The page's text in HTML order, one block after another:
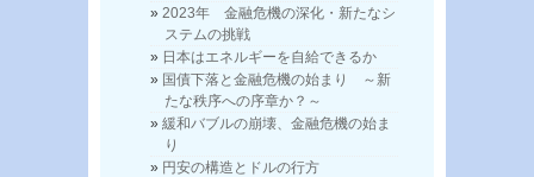
2023年 金融危機の深化・新たなシ
ステムの挑戦
日本はエネルギーを自給できるか
国債下落と金融危機の始まり ～新
たな秩序への序章か？～
緩和バブルの崩壊、金融危機の始ま
り
円安の構造とドルの行方